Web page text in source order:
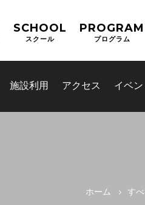
SCHOOL
スクール
PROGRAM
プログラム
施設利用 アクセス イベン
ホーム す